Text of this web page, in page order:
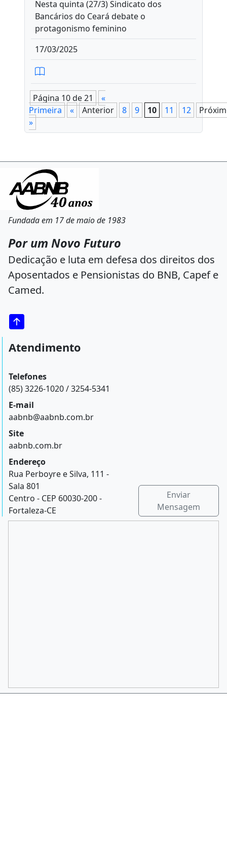
Nesta quinta (27/3) Sindicato dos
Bancários do Ceará debate o
protagonismo feminino
17/03/2025
Página 10 de 21
«
Primeira
« Anterior 8 9 10 11 12
»
Fundada em 17 de maio de 1983
Por um Novo Futuro
Dedicação e luta em defesa dos direitos dos
Aposentados e Pensionistas do BNB, Capef e
Camed.
Atendimento
Telefones
(85) 3226-1020 / 3254-5341
E-mail
aabnb@aabnb.com.br
Site
aabnb.com.br
Endereço
Rua Perboyre e Silva, 111 -
Sala 801
Centro - CEP 60030-200 -
Fortaleza-CE
Enviar
Mensagem